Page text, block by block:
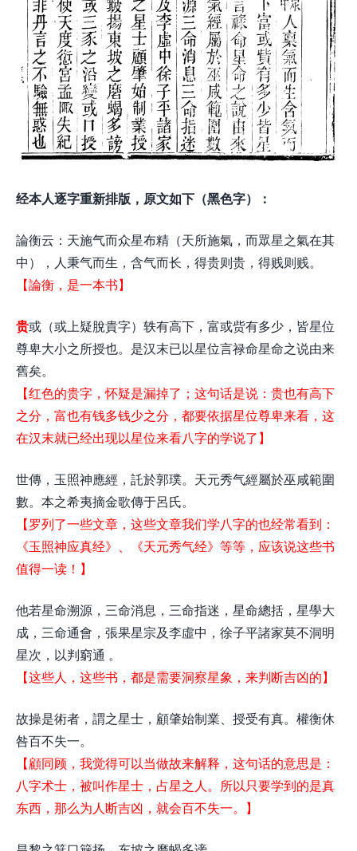
经本人逐字重新排版，原文如下（黑色字）：
論衡云：天施气而众星布精（天所施氣，而眾星之氣在其
中），人秉气而生，含气而长，得贵则贵，得贱则贱。
【論衡，是一本书】
贵或（或上疑脫貴字）轶有高下，富或赀有多少，皆星位
尊卑大小之所授也。是汉末已以星位言禄命星命之说由来
舊矣。
【红色的贵字，怀疑是漏掉了；这句话是说：贵也有高下
之分，富也有钱多钱少之分，都要依据星位尊卑来看，这
在汉末就已经出现以星位来看八字的学说了】
世傳，玉照神應經，託於郭璞。天元秀气經屬於巫咸範圍
數。本之希夷摘金歌傳于呂氏。
【罗列了一些文章，这些文章我们学八字的也经常看到：
《玉照神应真经》、《天元秀气经》等等，应该说这些书
值得一读！】
他若星命溯源，三命消息，三命指迷，星命總括，星學大
成，三命通會，張果星宗及李虛中，徐子平諸家莫不洞明
星次，以判窮通 。
【这些人，这些书，都是需要洞察星象，来判断吉凶的】
故操是術者，謂之星士，顧肇始制業、授受有真。權衡休
咎百不失一。
【顧同顾，我觉得可以当做故来解释，这句话的意思是：
八字术士，被叫作星士，占星之人。所以只要学到的是真
东西，那么为人断吉凶，就会百不失一。】